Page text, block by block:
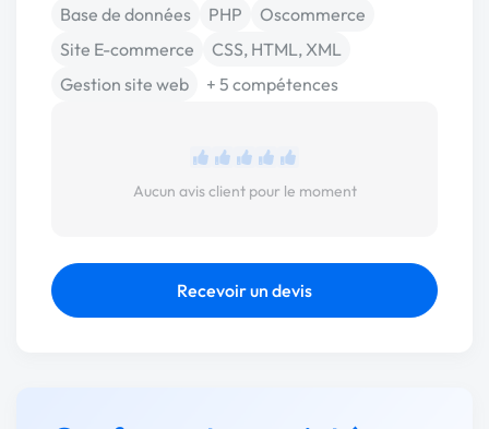
Base de données PHP
Oscommerce
Site E-commerce
CSS, HTML, XML
Gestion site web
+ 5 compétences
Aucun avis client pour le moment
Recevoir un devis